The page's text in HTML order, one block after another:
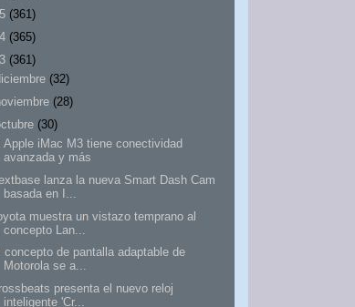
(361)
(365)
(361)
(32)
(28)
(30)
Apple iMac M3 tiene conectividad
avanzada y más
lanza la nueva Smart Dash Cam
basada en I...
muestra un vistazo temprano al
concepto Lan...
concepto de pantalla adaptable de
Motorola se a...
presenta el nuevo reloj
inteligente 'Cr...